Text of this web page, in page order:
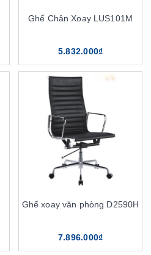
Ghế Chân Xoay LUS101M
5.832.000₫
Ghế xoay văn phòng D2590H
7.896.000₫